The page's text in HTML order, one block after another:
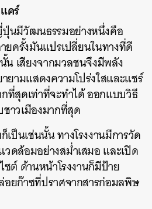
คร์
ปุ่นมีวัฒนธรรมอย่างหนึ่งคือ
ยครั้งมันแปรเปลี่ยนในทางที่ดี
น เสียงจากมวลชนจึงมีพลัง
ยามแสดงความโปร่งใสและแชร์
ที่สุดเท่าที่จะทำได้ ออกแบบวิธี
าวเมืองมากที่สุด
เป็นเช่นนั้น ทางโรงงานมีการวัด
ดล้อมอย่างสม่ำเสมอ และเปิด
ต์ ด้านหน้าโรงงานก็มีป้าย
ยก๊าซที่ปราศจากสารก่อมลพิษ